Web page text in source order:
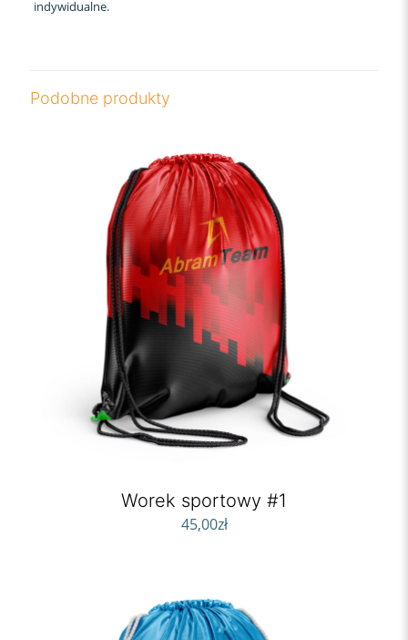
indywidualne.
Podobne produkty
Worek sportowy #1
45,00zł